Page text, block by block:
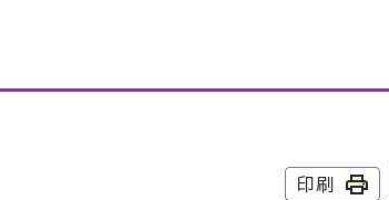
印刷